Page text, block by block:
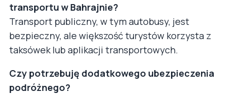
transportu w Bahrajnie?
Transport publiczny, w tym autobusy, jest
bezpieczny, ale większość turystów korzysta z
taksówek lub aplikacji transportowych.
Czy potrzebuję dodatkowego ubezpieczenia
podróżnego?